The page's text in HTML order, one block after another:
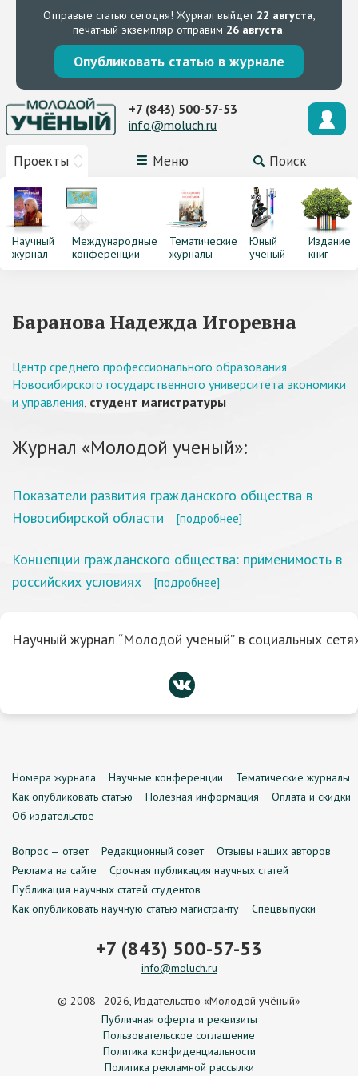
Отправьте статью сегодня! Журнал выйдет 22 августа,
печатный экземпляр отправим 26 августа.
Опубликовать статью в журнале
Проекты Меню Поиск
+7 (843) 500-57-53
info@moluch.ru
Научный
журнал
Международные
конференции
Тематические
журналы
Юный
ученый
Издание
книг
Баранова Надежда Игоревна
Центр среднего профессионального образования
Новосибирского государственного университета экономики
и управления, студент магистратуры
Журнал «Молодой ученый»:
Показатели развития гражданского общества в
Новосибирской области
[подробнее]
Концепции гражданского общества: применимость в
российских условиях
[подробнее]
Научный журнал “Молодой ученый” в социальных
Номера журнала Научные конференции
Тематические журналы
Как опубликовать статью
Полезная информация
Оплата и скидки
Об издательстве
Вопрос — ответ Редакционный совет
Отзывы наших авторов
Реклама на сайте
Срочная публикация научных статей
Публикация научных статей студентов
Как опубликовать научную статью магистранту
Спецвыпуски
+7 (843) 500-57-53
info@moluch.ru
© 2008–2026, Издательство «Молодой учёный»
Публичная оферта и реквизиты
Пользовательское соглашение
Политика конфиденциальности
Политика рекламной рассылки